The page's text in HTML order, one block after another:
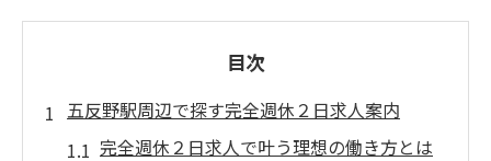
目次
五反野駅周辺で探す完全週休２日求人案内
完全週休２日求人で叶う理想の働き方とは